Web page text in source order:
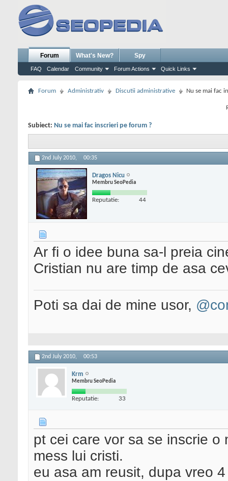
Forum
FAQ Calendar Community Forum Actions Quick Links
What's New? Spy
Forum Administrativ Discutii administrative Nu se mai fac
Subiect: Nu se mai fac inscrieri pe forum ?
2nd July 2010, 00:35
Dragos Nicu
Membru SeoPedia
Reputatie: 44
Ar fi o idee buna sa-l preia
Cristian nu are timp de asa
Poti sa dai de mine usor,
2nd July 2010, 00:53
Krm
Membru SeoPedia
Reputatie: 33
pt cei care vor sa se inscrie
mess lui cristi.
eu asa am reusit, dupa vreo